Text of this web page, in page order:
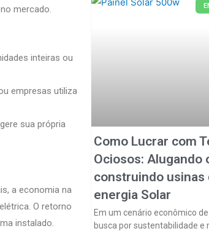
mercado.
inteiras ou
empresas utiliza
sua própria
a economia na
O retorno
instalado.
Como Lucrar com
Ociosos: Alugando
construindo usinas
energia Solar
Em um cenário econômico
busca por sustentabilidade e